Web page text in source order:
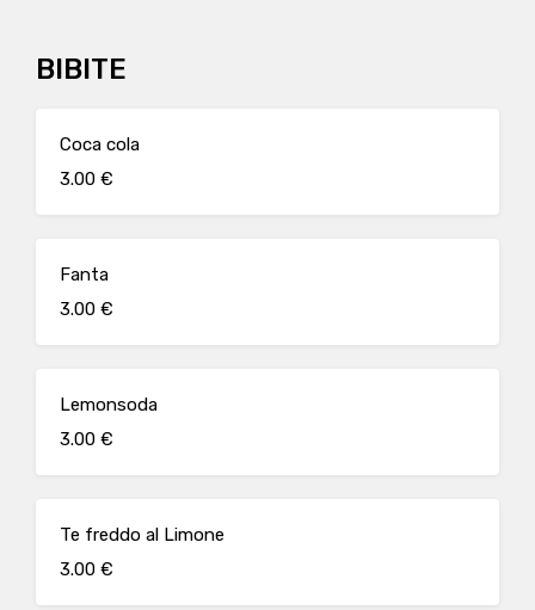
BIBITE
Coca cola
3.00 €
Fanta
3.00 €
Lemonsoda
3.00 €
Te freddo al Limone
3.00 €